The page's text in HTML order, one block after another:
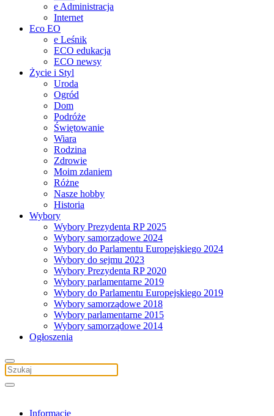
e Administracja
Internet
Eco EO
e Leśnik
ECO edukacja
ECO newsy
Życie i Styl
Uroda
Ogród
Dom
Podróże
Świętowanie
Wiara
Rodzina
Zdrowie
Moim zdaniem
Różne
Nasze hobby
Historia
Wybory
Wybory Prezydenta RP 2025
Wybory samorządowe 2024
Wybory do Parlamentu Europejskiego 2024
Wybory do sejmu 2023
Wybory Prezydenta RP 2020
Wybory parlamentarne 2019
Wybory do Parlamentu Europejskiego 2019
Wybory samorządowe 2018
Wybory parlamentarne 2015
Wybory samorządowe 2014
Ogłoszenia
Informacje